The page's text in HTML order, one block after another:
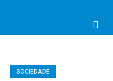
SOCIEDADE